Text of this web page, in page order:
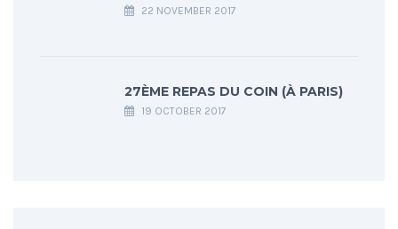
22 NOVEMBER 2017
27ÈME REPAS DU COIN (À PARIS)
19 OCTOBER 2017